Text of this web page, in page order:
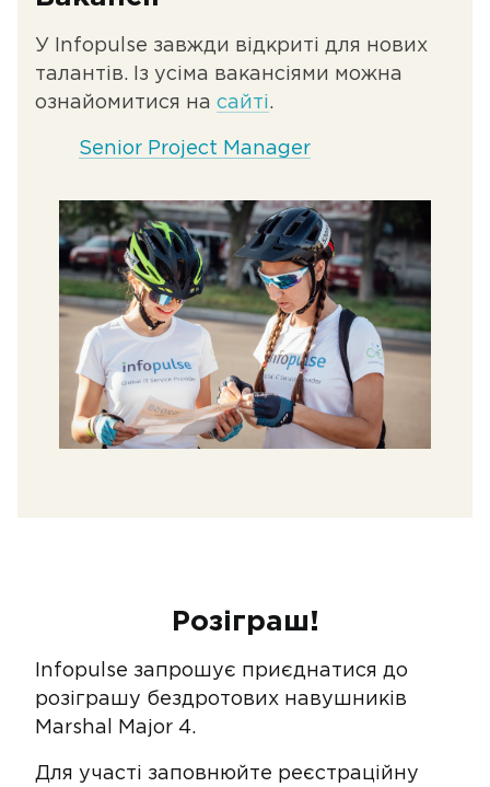
У Infopulse завжди відкриті для нових
талантів. Із усіма вакансіями можна
ознайомитися на сайті.
Senior Project Manager
Розіграш!
Infopulse запрошує приєднатися до
розіграшу бездротових навушників
Marshal Major 4.
Для участі заповнюйте реєстраційну